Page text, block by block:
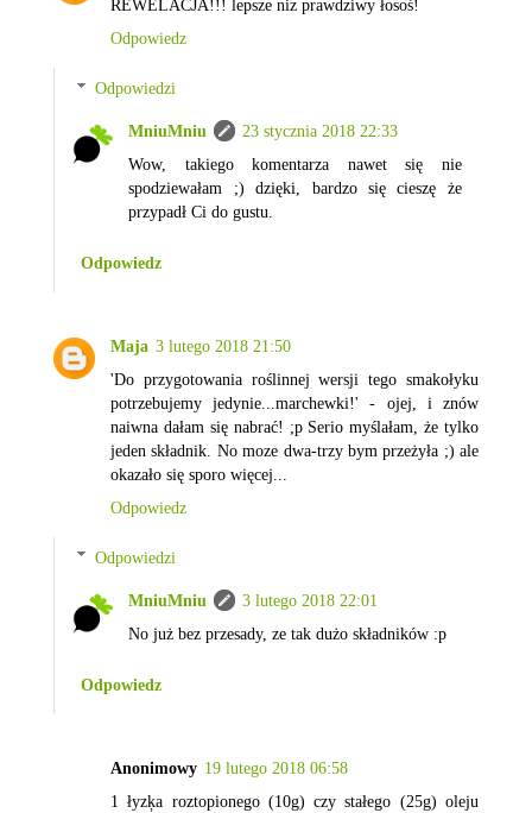
REWELACJA!!! lepsze niz prawdziwy łosoś!
Odpowiedz
Odpowiedzi
MniuMniu
23 stycznia 2018 22:33
Wow, takiego komentarza nawet się nie
spodziewałam ;) dzięki, bardzo się cieszę że
przypadł Ci do gustu.
Odpowiedz
Maja 3 lutego 2018 21:50
'Do przygotowania roślinnej wersji tego smakołyku
potrzebujemy jedynie...marchewki!' - ojej, i znów
naiwna dałam się nabrać! ;p Serio myślałam, że tylko
jeden składnik. No moze dwa-trzy bym przeżyła ;) ale
okazało się sporo więcej...
Odpowiedz
Odpowiedzi
MniuMniu
3 lutego 2018 22:01
No już bez przesady, ze tak dużo składników :p
Odpowiedz
Anonimowy 19 lutego 2018 06:58
1 łyzķa roztopionego (10g) czy stałego (25g) oleju